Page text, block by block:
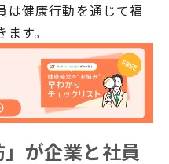
は健康行動を通じて福
す。
が企業と社員